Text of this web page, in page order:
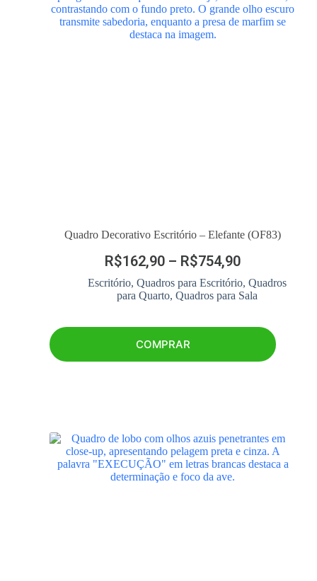
Quadro Decorativo Escritório – Elefante (OF83)
R$162,90 – R$754,90
Escritório, Quadros para Escritório, Quadros
para Quarto, Quadros para Sala
COMPRAR